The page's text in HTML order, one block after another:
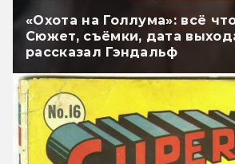
«Охота на Голлума»: всё
Сюжет, съёмки, дата
рассказал Гэндальф